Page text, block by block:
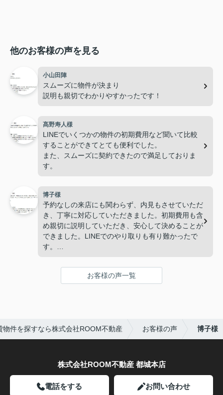
他のお客様の声を見る
小山田陣
スムーズに物件が決まり
説明も親切でわかりやすかったです！
髙野寿人様
LINEでいくつかの物件の初期費用など聞いて比較
することができてとても便利でした。
また、スムーズに契約できたので満足しておりま
す。
博子様
予約なしの来店にも関わらず、内見もさせていただ
き、丁寧に対応していただきました。初期費用も含
め親切に説明していただき、安心して決めることが
できました。LINEでのやり取りも有り難かったで
す。
お客様の声一覧
物件を探すなら株式会社ROOM不動産 お客様の声 博子様
株式会社ROOM不動産 都城本店
電話をする お問い合わせ